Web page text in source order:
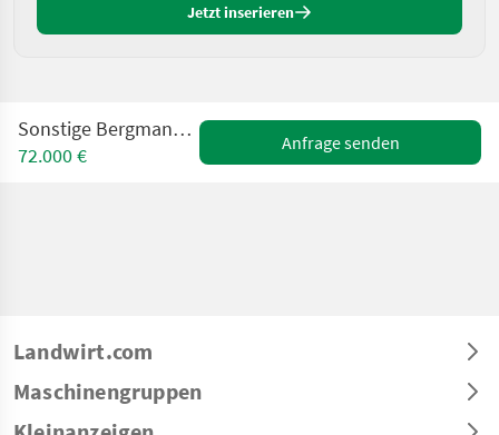
Jetzt inserieren
Sonstige Bergmann Funkraupe M201
72.000 €
Anfrage senden
Landwirt.com
Maschinengruppen